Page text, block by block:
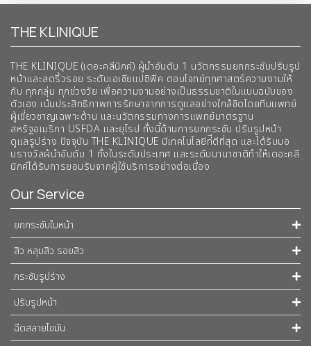
THE KLINIQUE
THE KLINIQUE (เดอะคลีนิกค์) ผู้นำอันดับ 1 นวัตกรรมยกกระชับปรับรูป
หน้าและลดริ้วรอย ระดับเอเชียแปซิฟิค ตอบโจทย์ทุกศาสตร์ความงามให้
กับ ทุกกลุ่ม ทุกช่วงวัย เพื่อความงามอย่างเป็นธรรมชาติในแบบฉบับของ
ตัวเอง เน้นประสิทธิภาพการรักษาจากการดูแลอย่างใกล้ชิดโดยทีมแพทย์
ผู้เชี่ยวชาญเฉพาะด้าน และนวัตกรรมทางการแพทย์มาตรฐาน
สหรัฐอเมริกา USFDA และยุโรป ทั้งนี้ด้านการยกกระชับ ปรับรูปหน้า
ดูแลรูปร่าง ปัจจุบัน THE KLINIQUE มีเทคโนโลยีท่ีดีที่สุด และได้รับมอ
บรางวัลผ้นำอันดับ 1 ทั้งในระดับประเทศ และระดับนานาชาติทําให้เดอะคลี
นิกค์ได้รับการยอมรับจากผู้ใช้บริการอย่างต่อเนื่อง
Our Service
ยกกระชับใบหน้า
สิว หลุมสิว รอยสิว
กระชับรูปร่าง
ปรับรูปหน้า
ฉีดสลายไขมัน